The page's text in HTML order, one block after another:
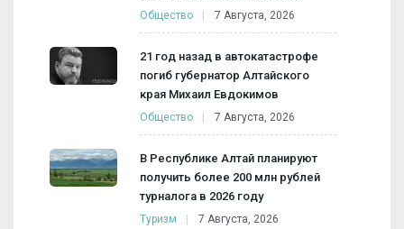
Общество 7 Августа, 2026
21 год назад в автокатастрофе
погиб губернатор Алтайского
края Михаил Евдокимов
Общество 7 Августа, 2026
В Республике Алтай планируют
получить более 200 млн рублей
турналога в 2026 году
Туризм 7 Августа, 2026